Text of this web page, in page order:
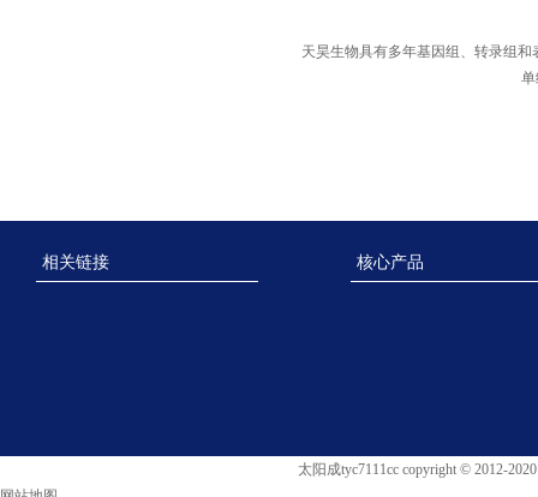
天昊生物具有多年基因组、转录组
相关链接 核心产品
太阳成tyc7111cc copyright © 2012-